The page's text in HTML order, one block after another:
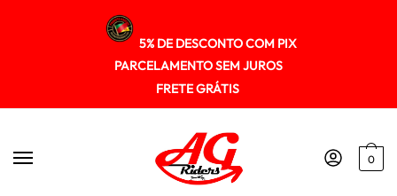
5% DE DESCONTO COM PIX
PARCELAMENTO SEM JUROS
FRETE GRÁTIS
0